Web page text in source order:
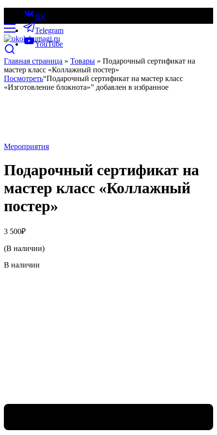
ВК
Telegram
YouTube
Главная страница » Товары » Подарочный сертификат на
мастер класс «Коллажный постер»
Посмотреть“Подарочный сертификат на мастер класс
«Изготовление блокнота»” добавлен в избранное
Мероприятия
Подарочный сертификат на
мастер класс «Коллажный
постер»
3 500₽
(В наличии)
В наличии